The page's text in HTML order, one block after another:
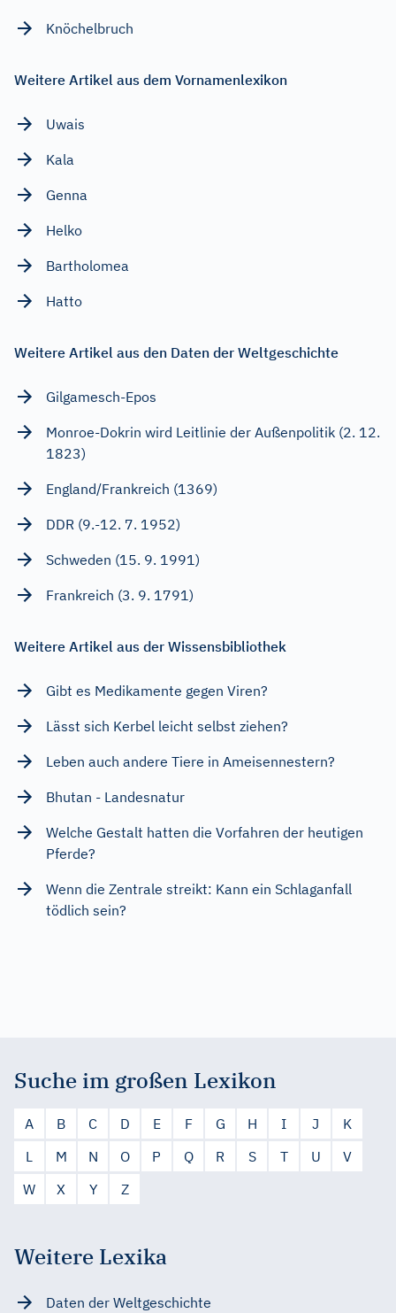
Knöchelbruch
Weitere Artikel aus dem Vornamenlexikon
Uwais
Kala
Genna
Helko
Bartholomea
Hatto
Weitere Artikel aus den Daten der Weltgeschichte
Gilgamesch-Epos
Monroe-Dokrin wird Leitlinie der Außenpolitik (2. 12.
1823)
England/Frankreich (1369)
DDR (9.-12. 7. 1952)
Schweden (15. 9. 1991)
Frankreich (3. 9. 1791)
Weitere Artikel aus der Wissensbibliothek
Gibt es Medikamente gegen Viren?
Lässt sich Kerbel leicht selbst ziehen?
Leben auch andere Tiere in Ameisennestern?
Bhutan - Landesnatur
Welche Gestalt hatten die Vorfahren der heutigen
Pferde?
Wenn die Zentrale streikt: Kann ein Schlaganfall
tödlich sein?
Suche im großen Lexikon
A B C D E F G H I J
K
L
M N O P Q R S T U
V
W
X Y Z
Weitere Lexika
Daten der Weltgeschichte